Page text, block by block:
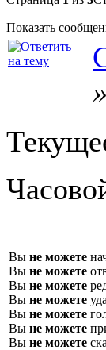
Показать
»
Вы не можете
Вы не можете
Вы не можете
Вы не можете
Вы не можете
Вы не можете
Вы не можете